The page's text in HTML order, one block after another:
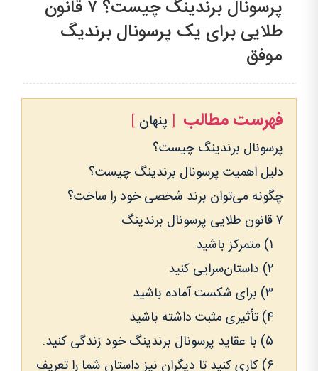
پرسونال برندینگ چیست؟ ۷ قانون
طلایی برای یک پرسونال برندیگ
موفق
فهرست مطالب پنهان
پرسونال برندینگ چیست؟
دلیل اهمیت پرسونال برندینگ چیست؟
چگونه می‌توان برند شخصی خود را ساخت؟
۷ قانون طلایی پرسونال برندینگ
۱) متمرکز باشید
۲) داستان‌سرایی کنید
۳) برای شکست آماده باشید
۴) تأثیری مثبت داشته باشید
۵) با عقاید پرسونال برندینگ خود زندگی کنید.
۶) کاری کنید تا دیگران نیز داستان شما را تعریف